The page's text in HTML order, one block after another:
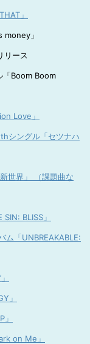
」
money」
リース
「Boom Boom
Love」
シングル「セツナハ
世界」 （課題曲な
BLISS」
ム「UNBREAKABLE:
」
on Me」